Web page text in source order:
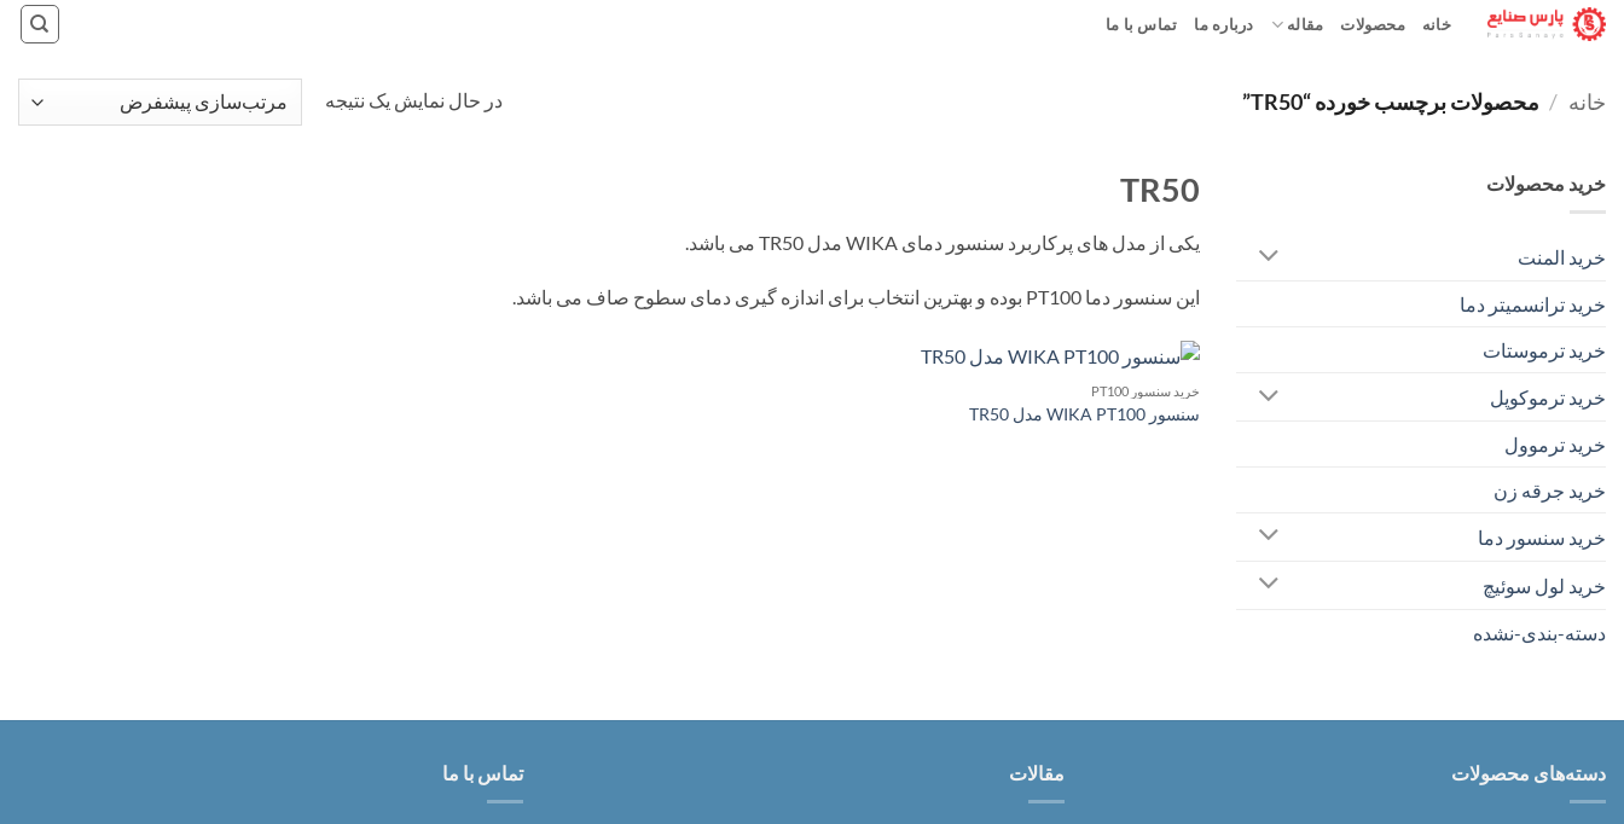
Skip
خانه محصولات مقاله درباره ما تماس با ما
خانه / محصولات برچسب خورده “TR50” در حال نمایش یک نتیجه
خرید محصولات
خرید المنت
خرید ترانسمیتر دما
خرید ترموستات
خرید ترموکوپل
خرید ترموول
خرید جرقه زن
خرید سنسور دما
خرید لول سوئیچ
دسته-بندی-نشده
TR50
یکی از مدل های پرکاربرد سنسور دمای WIKA مدل TR50 می باشد.
این سنسور دما PT100 بوده و بهترین انتخاب برای اندازه گیری دمای سطوح صاف می باشد.
خرید سنسور PT100
سنسور WIKA PT100 مدل TR50
دسته‌های محصولات مقالات تماس با ما